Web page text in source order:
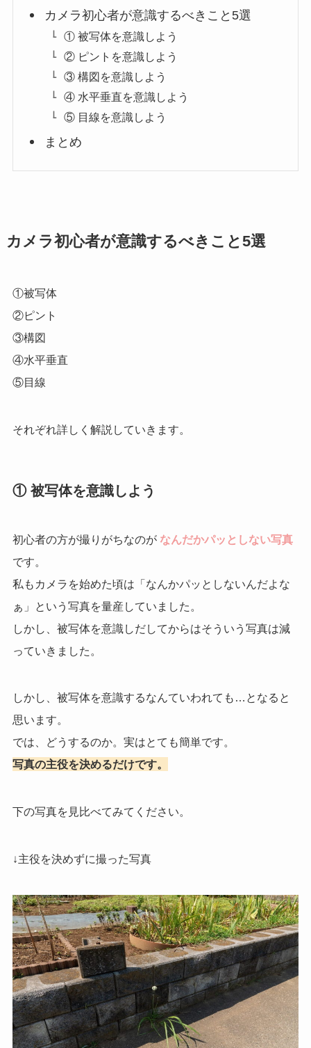
カメラ初心者が意識するべきこと5選
① 被写体を意識しよう
② ピントを意識しよう
③ 構図を意識しよう
④ 水平垂直を意識しよう
⑤ 目線を意識しよう
まとめ
カメラ初心者が意識するべきこと5選
①被写体
②ピント
③構図
④水平垂直
⑤目線
それぞれ詳しく解説していきます。
① 被写体を意識しよう
初心者の方が撮りがちなのが なんだかパッとしない写真
です。
私もカメラを始めた頃は「なんかパッとしないんだよな
ぁ」という写真を量産していました。
しかし、被写体を意識しだしてからはそういう写真は減
っていきました。
しかし、被写体を意識するなんていわれても…となると
思います。
では、どうするのか。実はとても簡単です。
写真の主役を決めるだけです。
下の写真を見比べてみてください。
↓主役を決めずに撮った写真